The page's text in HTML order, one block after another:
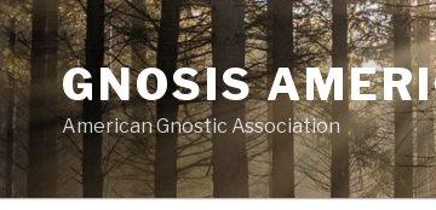
GNOSIS
American Gnostic Association